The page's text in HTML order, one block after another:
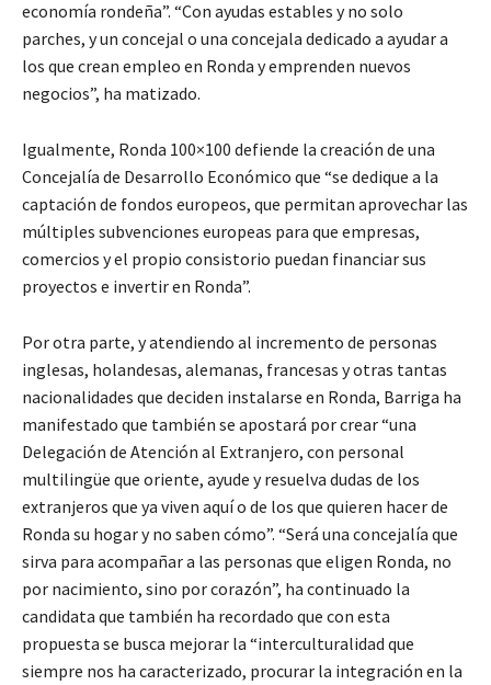
economía rondeña”. “Con ayudas estables y no solo
parches, y un concejal o una concejala dedicado a ayudar a
los que crean empleo en Ronda y emprenden nuevos
negocios”, ha matizado.
Igualmente, Ronda 100×100 defiende la creación de una
Concejalía de Desarrollo Económico que “se dedique a la
captación de fondos europeos, que permitan aprovechar las
múltiples subvenciones europeas para que empresas,
comercios y el propio consistorio puedan financiar sus
proyectos e invertir en Ronda”.
Por otra parte, y atendiendo al incremento de personas
inglesas, holandesas, alemanas, francesas y otras tantas
nacionalidades que deciden instalarse en Ronda, Barriga ha
manifestado que también se apostará por crear “una
Delegación de Atención al Extranjero, con personal
multilingüe que oriente, ayude y resuelva dudas de los
extranjeros que ya viven aquí o de los que quieren hacer de
Ronda su hogar y no saben cómo”. “Será una concejalía que
sirva para acompañar a las personas que eligen Ronda, no
por nacimiento, sino por corazón”, ha continuado la
candidata que también ha recordado que con esta
propuesta se busca mejorar la “interculturalidad que
siempre nos ha caracterizado, procurar la integración en la